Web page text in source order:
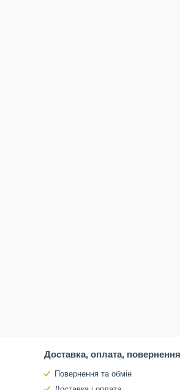
Доставка, оплата, повернення
Повернення та обмін